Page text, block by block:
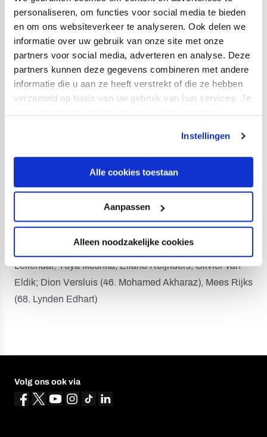
personaliseren, om functies voor social media te bieden
en om ons websiteverkeer te analyseren. Ook delen we
informatie over uw gebruik van onze site met onze
partners voor social media, adverteren en analyse. Deze
partners kunnen deze gegevens combineren met andere
informatie die u aan ze heeft verstrekt of die ze hebben
verzameld op basis van uw gebruik van hun services. Je
Instellingen
Alle cookies toestaan
Aanpassen
Alleen noodzakelijke cookies
Toeschouwers:9.754
Scheidsrechter:Richard Martens
Opstelling De Graafschap:
Hidde Jurjus; Robin Schouten (83. Jan Lammers), Jeffry
Fortes, Rio Hillen, Alexander Büttner (83. Roland Baas);
Jong (73. Hicham Acheffay), Basar Önal; Danzell
Gravenberch (73. Devin Haen)
Calvin Raatsie; Juliani Eersteling (87. Aurelio Oehlers),
Rick Meissen, Christopher Mamengi (34. Gio-Renys
Felicia), Reda Akmum (68. Ruben Kluivert), Yannick
Leliendal; Yuya Ikeshita, Eliano Reijnders, Olivier van
Eldik; Dion Versluis (46. Mohamed Akharaz), Mees Rijks
(68. Lynden Edhart)
Volg ons ook via